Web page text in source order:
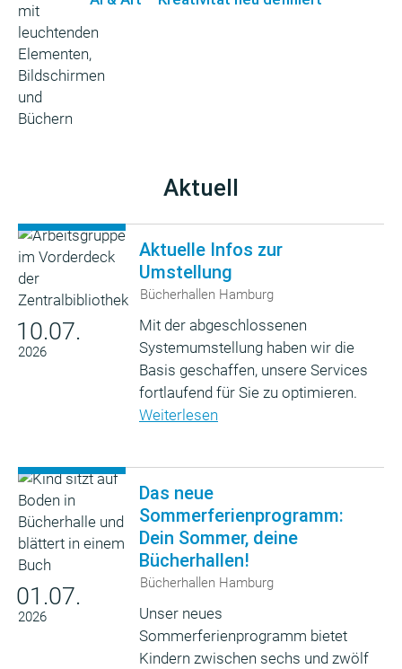
Aktuell
10.07.
2026
Aktuelle Infos zur
Umstellung
Bücherhallen Hamburg
Mit der abgeschlossenen
Systemumstellung haben wir die
Basis geschaffen, unsere Services
fortlaufend für Sie zu optimieren.
Weiterlesen
01.07.
2026
Das neue
Sommerferienprogramm:
Dein Sommer, deine
Bücherhallen!
Bücherhallen Hamburg
Unser neues
Sommerferienprogramm bietet
Kindern zwischen sechs und zwölf